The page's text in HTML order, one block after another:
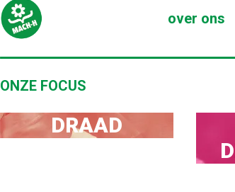
over ons
ONZE FOCUS
DRAAD